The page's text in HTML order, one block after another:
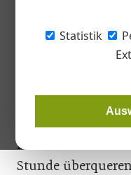
Statistik
Probebetrieb des
Schiffshebewerks
Vertikalhubwerk
Verdrängung von
Drei-Schluchten-
Stunde